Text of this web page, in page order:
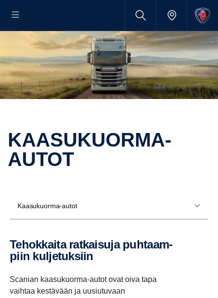
KAASUKUORMA-​
AUTOT
Kaasukuorma-autot
Tehok­kaita ratkai­suja puhtaam­
piin kulje­tuk­siin
Scanian kaasukuorma-autot ovat oiva tapa
vaihtaa kestävään ja uusiutuvaan